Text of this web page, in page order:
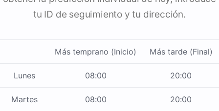
tu ID de seguimiento y tu dirección.
Más temprano (Inicio) Más tarde (Final)
Lunes 08:00 20:00
Martes 08:00 20:00